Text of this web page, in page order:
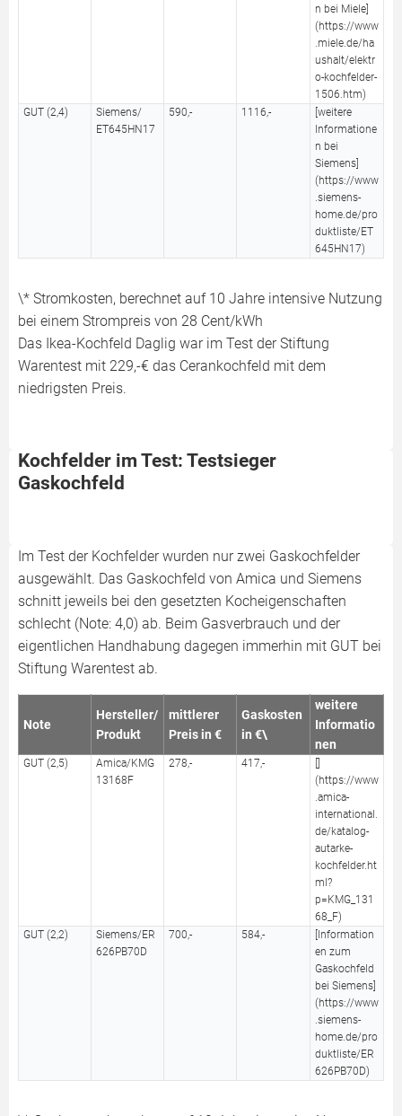
n bei Miele]
(https://www
.miele.de/ha
ushalt/elektr
o-kochfelder-
1506.htm)
GUT (2,4)
Siemens/
ET645HN17
590,- 1116,-
[weitere
Informatione
n bei
Siemens]
(https://www
.siemens-
home.de/pro
duktliste/ET
645HN17)
\* Stromkosten, berechnet auf 10 Jahre intensive Nutzung
bei einem Strompreis von 28 Cent/kWh
Das Ikea-Kochfeld Daglig war im Test der Stiftung
Warentest mit 229,-€ das Cerankochfeld mit dem
niedrigsten Preis.
Kochfelder im Test: Testsieger
Gaskochfeld
Im Test der Kochfelder wurden nur zwei Gaskochfelder
ausgewählt. Das Gaskochfeld von Amica und Siemens
schnitt jeweils bei den gesetzten Kocheigenschaften
schlecht (Note: 4,0) ab. Beim Gasverbrauch und der
eigentlichen Handhabung dagegen immerhin mit GUT bei
Stiftung Warentest ab.
Note
Hersteller/
Produkt
mittlerer
Preis in €
Gaskosten
in €\
weitere
Informatio
nen
GUT (2,5)
Amica/KMG
13168F
278,- 417,-
(https://www
.amica-
international.
de/katalog-
autarke-
kochfelder.ht
ml?
p=KMG_131
68_F)
GUT (2,2)
Siemens/ER
626PB70D
700,- 584,-
[Information
en zum
Gaskochfeld
bei Siemens]
(https://www
.siemens-
home.de/pro
duktliste/ER
626PB70D)